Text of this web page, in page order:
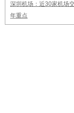
深圳机场：近30家机场
年重点